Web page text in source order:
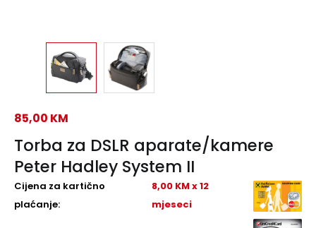
Torba za DSLR aparate/kamere
Peter Hadley System II
85,00 KM
Cijena za kartično
plaćanje:
8,00 KM x 12
mjeseci